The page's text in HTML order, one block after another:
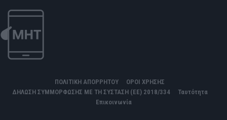
ΠΟΛΙΤΙΚΗ ΑΠΟΡΡΗΤΟΥ
ΟΡΟΙ ΧΡΗΣΗΣ
ΔΗΛΩΣΗ ΣΥΜΜΟΡΦΩΣΗΣ ΜΕ ΤΗ ΣΥΣΤΑΣΗ (ΕΕ) 2018/334
Ταυτότητα
Επικοινωνία